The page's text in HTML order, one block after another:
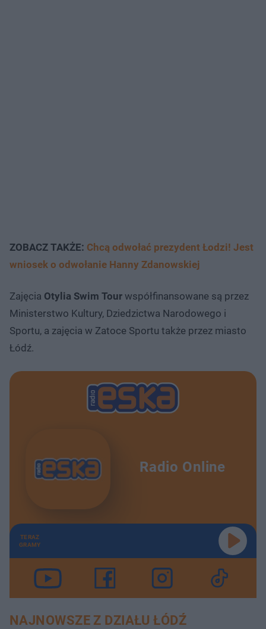
ZOBACZ TAKŻE: Chcą odwołać prezydent Łodzi! Jest
wniosek o odwołanie Hanny Zdanowskiej
Zajęcia Otylia Swim Tour współfinansowane są przez
Ministerstwo Kultury, Dziedzictwa Narodowego i
Sportu, a zajęcia w Zatoce Sportu także przez miasto
Łódź.
Radio Online
TERAZ
GRAMY
NAJNOWSZE Z DZIAŁU ŁÓDŹ